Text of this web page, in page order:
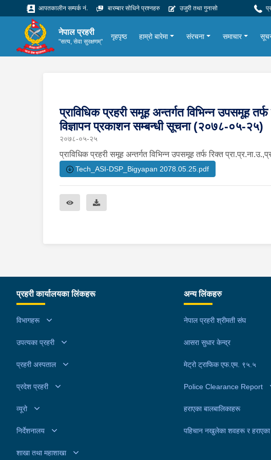
आपतकालीन सम्पर्क नं. बारम्बार सोधिने प्रश्नहरु उजुरी तथा गुनासो
नेपाल प्रहरी
"सत्य, सेवा सुरक्षणम्"
गृहपृष्ठ हाम्रो बारेमा संरचना समाचार
प्राविधिक प्रहरी समूह अन्तर्गत विभिन्न उपसमूह
विज्ञापन प्रकाशन सम्बन्धी सूचना (२०७८-०५-२५)
२०७८-०५-२५
प्राविधिक प्रहरी समूह अन्तर्गत विभिन्न उपसमूह तर्फ रिक्त
Tech_ASI-DSP_Bigyapan 2078.05.25.pdf
प्रहरी कार्यालयका लिंकहरू
विभागहरू
उपत्यका प्रहरी
प्रहरी अस्पताल
प्रदेश प्रहरी
व्यूरो
निर्देशनालय
शाखा तथा महाशाखा
अन्य लिंकहरु
नेपाल प्रहरी श्रीमती संघ
आसरा सुधार केन्द्र
मेट्रो ट्राफिक एफ.एम. ९५.५
Police Clearance Report
हराएका बालबालिकाहरू
पहिचान नखुलेका शवहरू र